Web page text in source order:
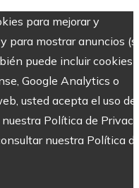
para mejorar y
para mostrar anuncios
puede incluir cookies
Google Analytics o
usted acepta el uso de
Política de
nuestra Política